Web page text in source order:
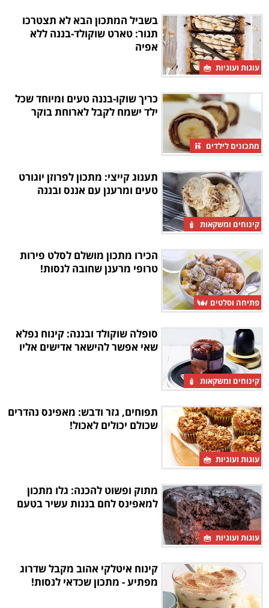
עוגות ועוגיות
בשביל המתכון הבא לא תצטרכו
תנור: טארט שוקולד-בננה ללא
אפיה
מתכונים לילדים
כריך שוקו-בננה טעים ומיוחד שכל
ילד ישמח לקבל לארוחת בוקר
קינוחים ומשקאות
תענוג קייצי: מתכון לפרוזן יוגורט
טעים ומרענן עם אננס ובננה
פתיחה וסלטים
הכירו מתכון מושלם לסלט פירות
טרופי מרענן שחובה לנסות!
קינוחים ומשקאות
סופלה שוקולד ובננה: קינוח נפלא
שאי אפשר להישאר אדישים אליו
עוגות ועוגיות
תפוחים, גזר ודבש: מאפינס נהדרים
שכולם יכולים לאכול!
עוגות ועוגיות
מתוק ופשוט להכנה: גלו מתכון
למאפינס לחם בננות עשיר בטעם
קינוח איטלקי אהוב מקבל שדרוג
מפתיע - מתכון שכדאי לנסות!